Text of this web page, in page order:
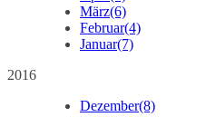
März(6)
Februar(4)
Januar(7)
2016
Dezember(8)